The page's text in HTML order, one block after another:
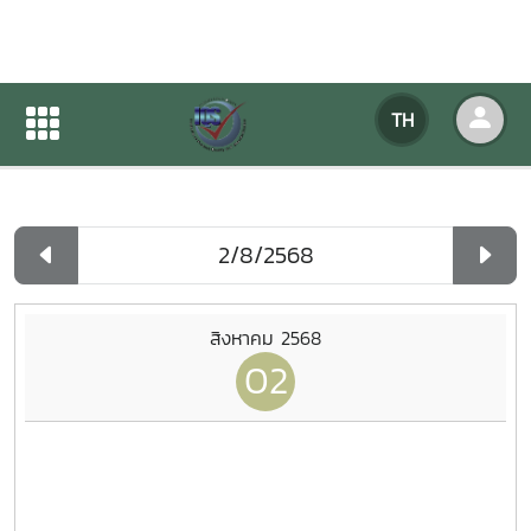
TH
ปฏิทินกิจกรรมของหน่วยงาน
ปฏิทินกิจกรรมของหน่วยงาน
สิงหาคม 2568
02